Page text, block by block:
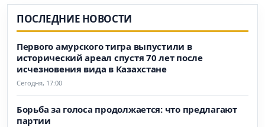
ПОСЛЕДНИЕ НОВОСТИ
Первого амурского тигра выпустили в
исторический ареал спустя 70 лет после
исчезновения вида в Казахстане
Сегодня, 17:00
Борьба за голоса продолжается: что предлагают
партии